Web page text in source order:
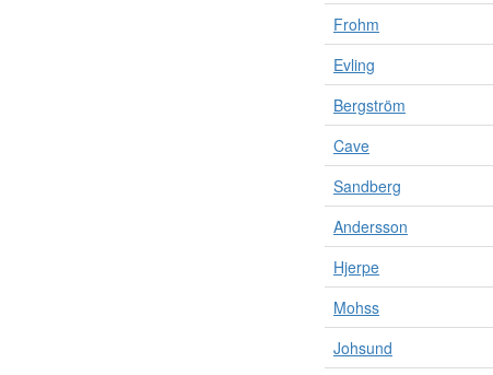
Frohm
Evling
Bergström
Cave
Sandberg
Andersson
Hjerpe
Mohss
Johsund